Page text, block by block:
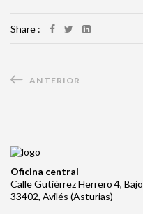
Share :
ANTERIOR
Oficina central
Calle Gutiérrez Herrero 4, Bajo
33402, Avilés (Asturias)